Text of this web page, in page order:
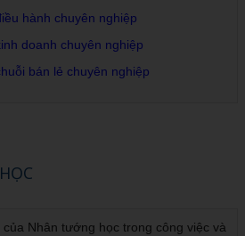
hành chuyên nghiệp
doanh chuyên nghiệp
bán lẻ chuyên nghiệp
Nhân tướng học trong công việc và